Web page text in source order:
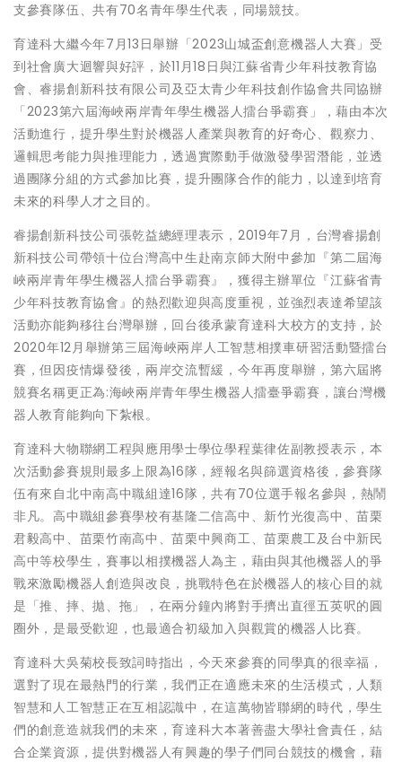
支參賽隊伍、共有70名青年學生代表，同場競技。
育達科大繼今年7月13日舉辦「2023山城盃創意機器人大賽」受
到社會廣大迴響與好評，於11月18日與江蘇省青少年科技教育協
會、睿揚創新科技有限公司及亞太青少年科技創作協會共同協辦
「2023第六屆海峽兩岸青年學生機器人擂台爭霸賽」，藉由本次
活動進行，提升學生對於機器人產業與教育的好奇心、觀察力、
邏輯思考能力與推理能力，透過實際動手做激發學習潛能，並透
過團隊分組的方式參加比賽，提升團隊合作的能力，以達到培育
未來的科學人才之目的。
睿揚創新科技公司張乾益總經理表示，2019年7月，台灣睿揚創
新科技公司帶領十位台灣高中生赴南京師大附中參加『第二屆海
峽兩岸青年學生機器人擂台爭霸賽』，獲得主辦單位『江蘇省青
少年科技教育協會』的熱烈歡迎與高度重視，並強烈表達希望該
活動亦能夠移往台灣舉辦，回台後承蒙育達科大校方的支持，於
2020年12月舉辦第三屆海峽兩岸人工智慧相撲車研習活動暨擂台
賽，但因疫情爆發後，兩岸交流暫緩，今年再度舉辦，第六屆將
競賽名稱更正為:海峽兩岸青年學生機器人擂臺爭霸賽，讓台灣機
器人教育能夠向下紮根。
育達科大物聯網工程與應用學士學位學程葉律佐副教授表示，本
次活動參賽規則最多上限為16隊，經報名與篩選資格後，參賽隊
伍有來自北中南高中職組達16隊，共有70位選手報名參與，熱鬧
非凡。高中職組參賽學校有基隆二信高中、新竹光復高中、苗栗
君毅高中、苗栗竹南高中、苗栗中興商工、苗栗農工及台中新民
高中等校學生，賽事以相撲機器人為主，藉由與其他機器人的爭
戰來激勵機器人創造與改良，挑戰特色在於機器人的核心目的就
是「推、摔、拋、拖」，在兩分鐘內將對手擠出直徑五英呎的圓
圈外，是最受歡迎，也最適合初級加入與觀賞的機器人比賽。
育達科大吳菊校長致詞時指出，今天來參賽的同學真的很幸福，
選對了現在最熱門的行業，我們正在適應未來的生活模式，人類
智慧和人工智慧正在互相認識中，在這萬物皆聯網的時代，學生
們的創意造就我們的未來，育達科大本著善盡大學社會責任，結
合企業資源，提供對機器人有興趣的學子們同台競技的機會，藉